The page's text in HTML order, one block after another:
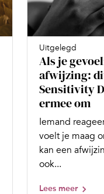
Uitgelegd
Als je
afwijzing:
Sensitivity
ermee om
Iemand
voelt je maag
kan een
ook...
Lees meer